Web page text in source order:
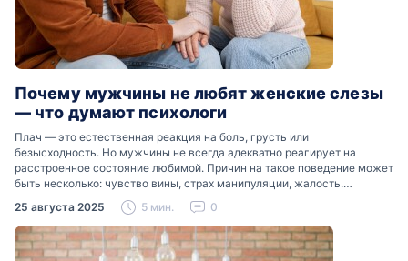
Почему мужчины не любят женские слезы
— что думают психологи
Плач — это естественная реакция на боль, грусть или
безысходность. Но мужчины не всегда адекватно реагирует на
расстроенное состояние любимой. Причин на такое поведение может
быть несколько: чувство вины, страх манипуляции, жалость.
Разобраться, почему мужчины боятся женских слез, помогут советы
психологов…
25 августа 2025 5 мин. 0